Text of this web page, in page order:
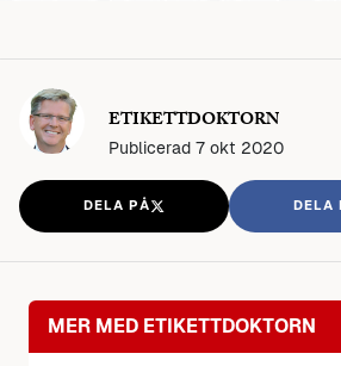
ETIKETTDOKTORN
Publicerad 7 okt 2020
DELA PÅ DELA
MER MED ETIKETTDOKTORN